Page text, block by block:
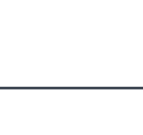
principal
À
version